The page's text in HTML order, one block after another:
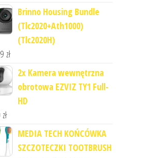
Brinno Housing Bundle
(Tlc2020+Ath1000)
(Tlc2020H)
zł
2x Kamera wewnętrzna
obrotowa EZVIZ TY1 Full-
HD
zł
MEDIA TECH KOŃCÓWKA
SZCZOTECZKI TOOTBRUSH